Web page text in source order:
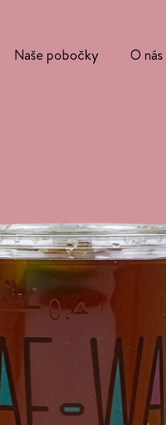
Naše pobočky O nás